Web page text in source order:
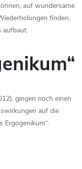
auf wundersame
finden.
aufbaut.
gingen noch einen
auf die
Ergogenikum“.